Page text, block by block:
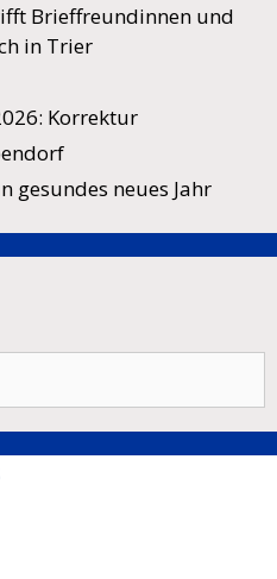
Brieffreundinnen und
in Trier
Korrektur
gesundes neues Jahr